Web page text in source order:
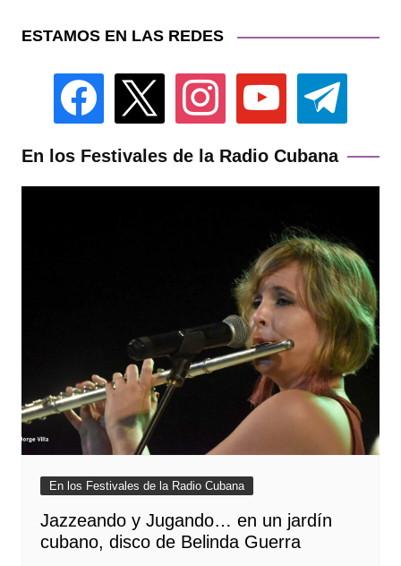
ESTAMOS EN LAS REDES
facebook instagram youtube telegram
En los Festivales de la Radio Cubana
En los Festivales de la Radio Cubana
Jazzeando y Jugando… en un jardín
cubano, disco de Belinda Guerra